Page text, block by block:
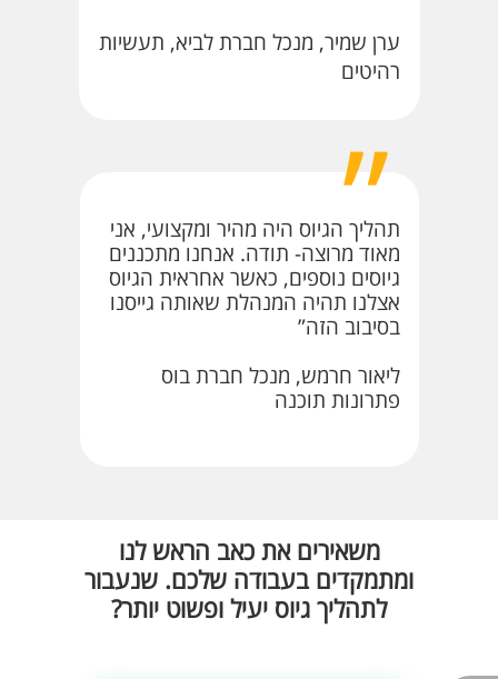
ערן שמיר, מנכל חברת לביא, תעשיות
רהיטים
תהליך הגיוס היה מהיר ומקצועי, אני
מאוד מרוצה- תודה. אנחנו מתכננים
גיוסים נוספים, כאשר אחראית הגיוס
אצלנו תהיה המנהלת שאותה גייסנו
בסיבוב הזה”
ליאור חרמש, מנכל חברת בוס
פתרונות תוכנה
משאירים את כאב הראש לנו
ומתמקדים בעבודה שלכם. שנעבור
לתהליך גיוס יעיל ופשוט יותר?